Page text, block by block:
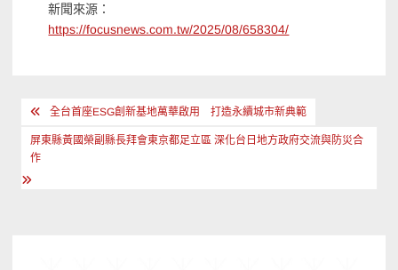
新聞來源：
https://focusnews.com.tw/2025/08/658304/
文
章
導
全台首座ESG創新基地萬華啟用 打造永續城市新典範
屏東縣黃國榮副縣長拜會東京都足立區 深化台日地方政府交流與防災合
作